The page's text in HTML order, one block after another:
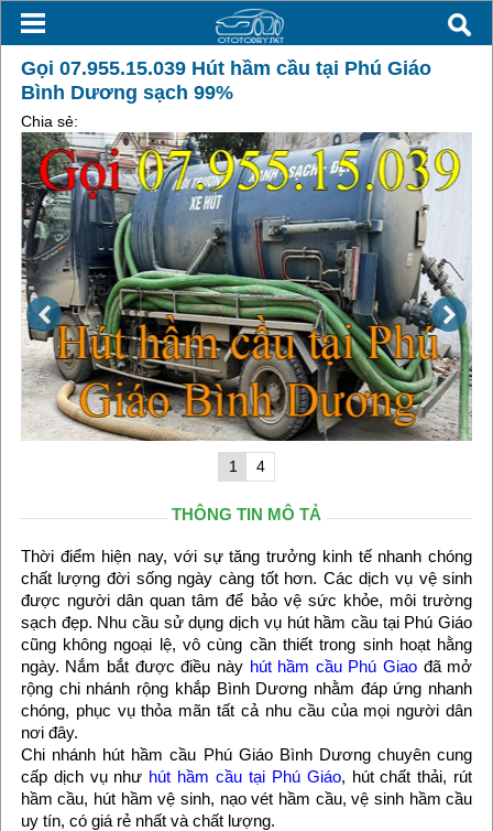
Gọi 07.955.15.039 Hút hầm cầu tại Phú Giáo
Bình Dương sạch 99%
Chia sẻ:
1 4
THÔNG TIN MÔ TẢ
Thời điểm hiện nay, với sự tăng trưởng kinh tế nhanh chóng
chất lượng đời sống ngày càng tốt hơn. Các dịch vụ vệ sinh
được người dân quan tâm để bảo vệ sức khỏe, môi trường
sạch đẹp. Nhu cầu sử dụng dịch vụ hút hầm cầu tại Phú Giáo
cũng không ngoại lệ, vô cùng cần thiết trong sinh hoạt hằng
ngày. Nắm bắt được điều này hút hầm cầu Phú Giaođã mở
rộng chi nhánh rộng khắp Bình Dương nhằm đáp ứng nhanh
chóng, phục vụ thỏa mãn tất cả nhu cầu của mọi người dân
nơi đây.
Chi nhánh hút hầm cầu Phú Giáo Bình Dương chuyên cung
cấp dịch vụ như hút hầm cầu tại Phú Giáo, hút chất thải, rút
hầm cầu, hút hầm vệ sinh, nạo vét hầm cầu, vệ sinh hầm cầu
uy tín, có giá rẻ nhất và chất lượng.